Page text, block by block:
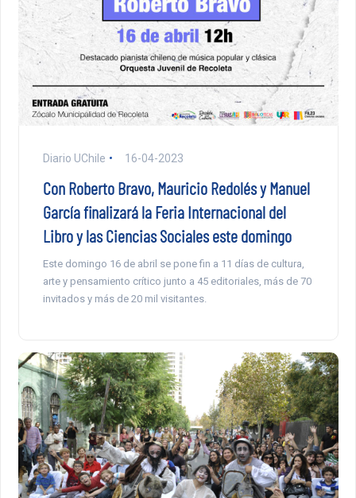
Diario UChile 16-04-2023
Con Roberto Bravo, Mauricio Redolés y Manuel
García finalizará la Feria Internacional del
Libro y las Ciencias Sociales este domingo
Este domingo 16 de abril se pone fin a 11 días de cultura,
arte y pensamiento crítico junto a 45 editoriales, más de 70
invitados y más de 20 mil visitantes.